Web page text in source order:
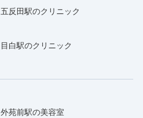
五反田駅のクリニック
目白駅のクリニック
外苑前駅の美容室